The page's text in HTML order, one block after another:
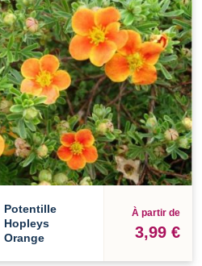
Potentille
Hopleys
Orange
À partir de
3,99 €